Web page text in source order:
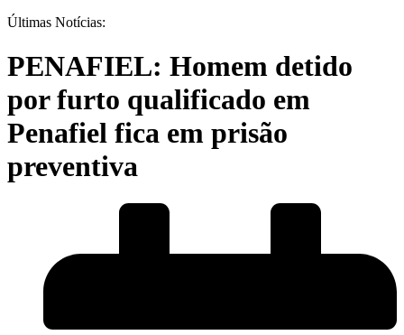
Últimas Notícias:
PENAFIEL: Homem detido
por furto qualificado em
Penafiel fica em prisão
preventiva